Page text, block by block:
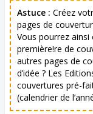
Astuce : Créez
pages de
Vous pourrez
première!re de
autres pages de
d’idée ? Les
couvertures pré-
(calendrier de